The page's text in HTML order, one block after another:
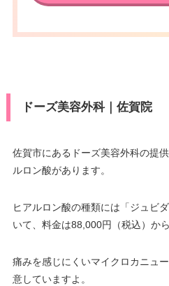
ドーズ美容外科｜佐賀院
佐賀市にあるドーズ美容外科の提
ルロン酸があります。
ヒアルロン酸の種類には「ジュビ
いて、料金は88,000円（税込）か
痛みを感じにくいマイクロカニュ
意していますよ。